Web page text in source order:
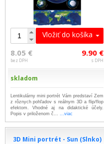
Vložiť do košíka
8.05 €
bez DPH
9.90 €
s DPH
skladom
Lentikulárny mini portrét Vám predstaví Zem
z rôznych pohľadov s reálnym 3D a flip/flop
efektom. Vhodné aj na didaktické účely.
Popis v priloženom č... ...viac
3D Mini portrét - Sun (Slnko)